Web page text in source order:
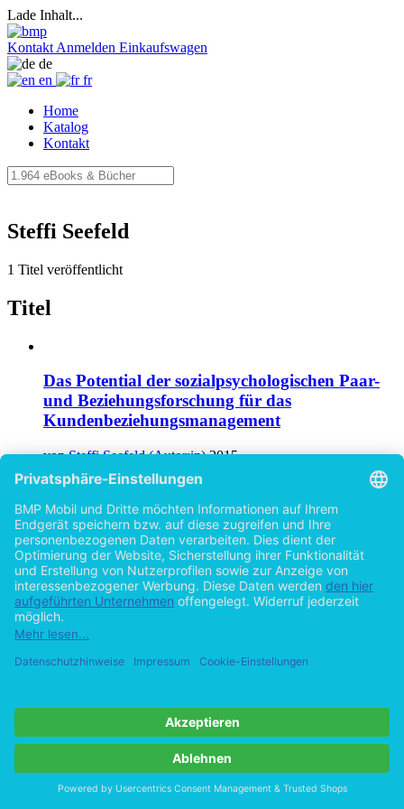
Lade Inhalt...
Kontakt Anmelden Einkaufswagen
de
en
fr
Home
Katalog
Kontakt
Steffi Seefeld
1 Titel veröffentlicht
Titel
Das Potential der sozialpsychologischen Paar-
und Beziehungsforschung für das
Kundenbeziehungsmanagement
vonSteffi Seefeld (Autor:in) 2015
©2011
Bachelorarbeit
Hilfe/FAQ
Impressum
Datenschutz
AGB
Vertrag widerrufen
Zur Desktop-Version
Copyright ©Imprint in der Bedey & Thoms Media GmbH
byOpen Publishing